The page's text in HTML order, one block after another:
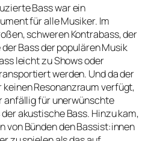
Bass war ein
für alle Musiker. Im
schweren Kontrabass, der
Bass der populären Musik
leicht zu Shows oder
werden. Und da der
keinen Resonanzraum verfügt,
anfällig für unerwünschte
akustische Bass. Hinzu kam,
von Bünden den Bassist:innen